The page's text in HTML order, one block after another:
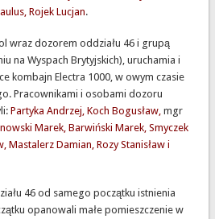
Rojek Lucjan.
wraz dozorem oddziału 46 i grupą
na Wyspach Brytyjskich), uruchamia i
kombajn Electra 1000, w owym czasie
Pracownikami i osobami dozoru
Partyka Andrzej, Koch Bogusław, mgr
Marek, Barwiński Marek, Smyczek
Mastalerz Damian, Rozy Stanisław i
46 od samego początku istnienia
opanowali małe pomieszczenie w